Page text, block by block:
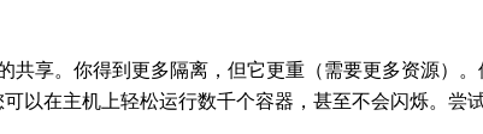
享。你得到更多隔离，但它更重（需要更多资源）。
以在主机上轻松运行数千个容器，甚至不会闪烁。尝